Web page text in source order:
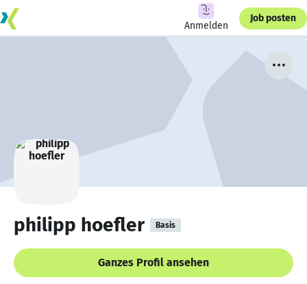
Anmelden
Job posten
philipp hoefler Basis
Ganzes Profil ansehen